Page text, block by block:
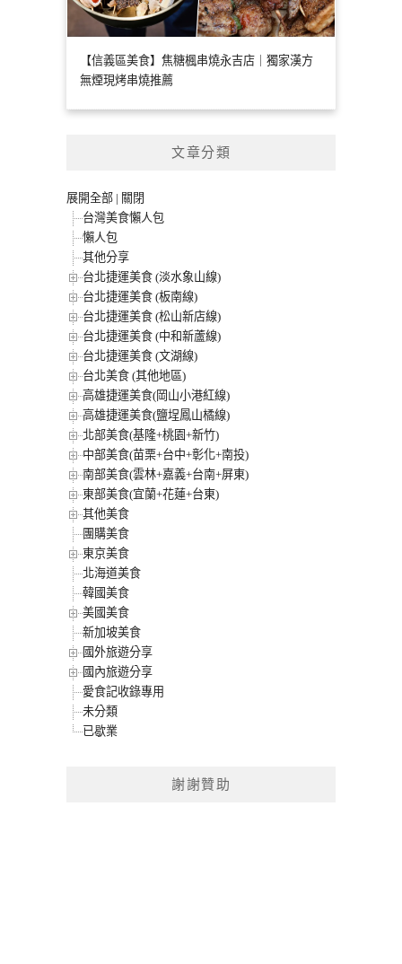
【信義區美食】焦糖楓串燒永吉店｜獨家漢方
無煙現烤串燒推薦
文章分類
展開全部 | 關閉
台灣美食懶人包
懶人包
其他分享
台北捷運美食 (淡水象山線)
台北捷運美食 (板南線)
台北捷運美食 (松山新店線)
台北捷運美食 (中和新蘆線)
台北捷運美食 (文湖線)
台北美食 (其他地區)
高雄捷運美食(岡山小港紅線)
高雄捷運美食(鹽埕鳳山橘線)
北部美食(基隆+桃園+新竹)
中部美食(苗栗+台中+彰化+南投)
南部美食(雲林+嘉義+台南+屏東)
東部美食(宜蘭+花蓮+台東)
其他美食
團購美食
東京美食
北海道美食
韓國美食
美國美食
新加坡美食
國外旅遊分享
國內旅遊分享
愛食記收錄專用
未分類
已歇業
謝謝贊助